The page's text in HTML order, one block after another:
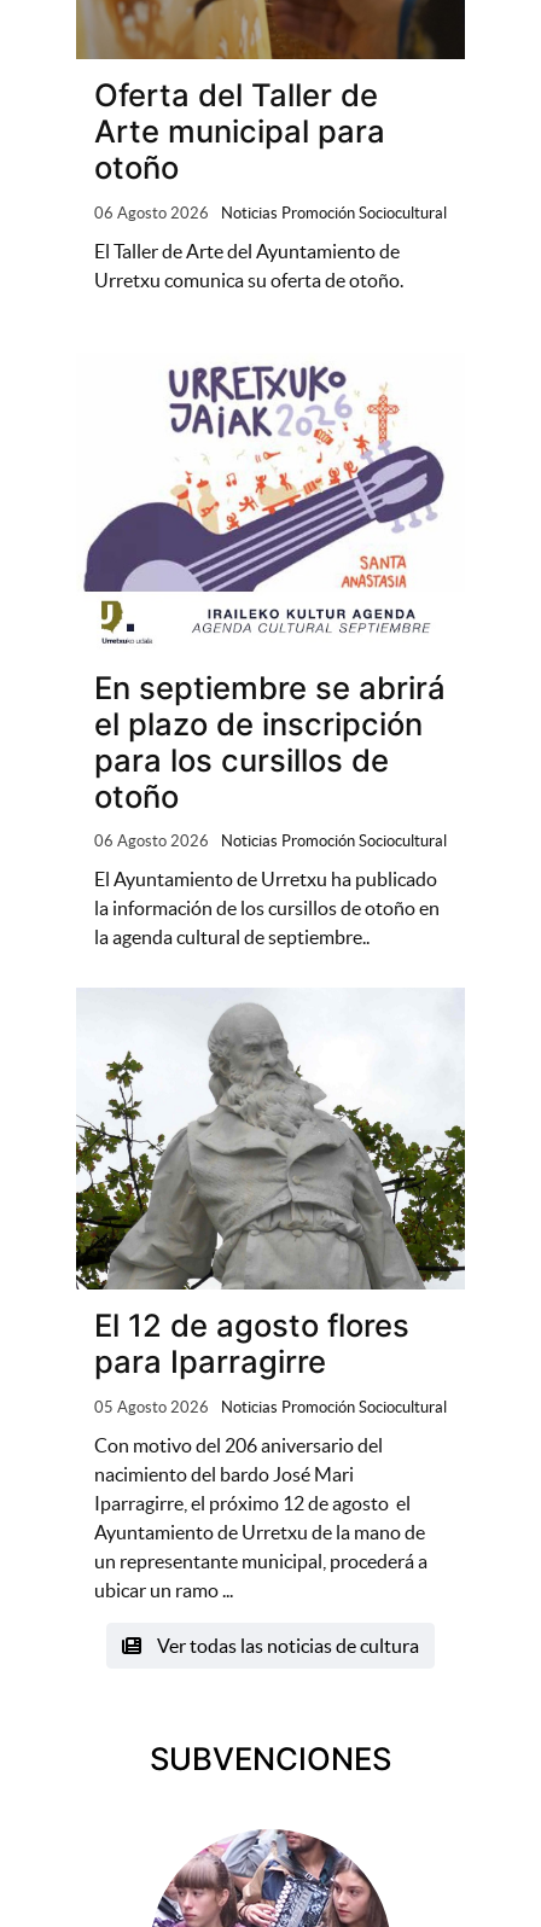
Oferta del Taller de
Arte municipal para
otoño
06 Agosto 2026 Noticias Promoción Sociocultural
El Taller de Arte del Ayuntamiento de
Urretxu comunica su oferta de otoño.
En septiembre se abrirá
el plazo de inscripción
para los cursillos de
otoño
06 Agosto 2026 Noticias Promoción Sociocultural
El Ayuntamiento de Urretxu ha publicado
la información de los cursillos de otoño en
la agenda cultural de septiembre..
El 12 de agosto flores
para Iparragirre
05 Agosto 2026 Noticias Promoción Sociocultural
Con motivo del 206 aniversario del
nacimiento del bardo José Mari
Iparragirre, el próximo 12 de agosto el
Ayuntamiento de Urretxu de la mano de
un representante municipal, procederá a
ubicar un ramo ...
Ver todas las noticias de cultura
SUBVENCIONES